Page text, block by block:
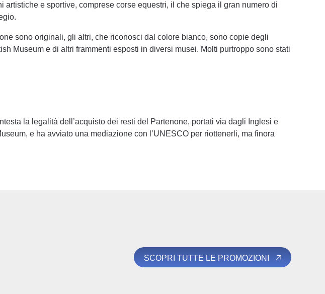
artistiche e sportive, comprese corse equestri, il che spiega il gran numero di
sono originali, gli altri, che riconosci dal colore bianco, sono copie degli
Museum e di altri frammenti esposti in diversi musei. Molti purtroppo sono stati
la legalità dell’acquisto dei resti del Partenone, portati via dagli Inglesi e
e ha avviato una mediazione con l’UNESCO per riottenerli, ma finora
SCOPRI TUTTE LE PROMOZIONI